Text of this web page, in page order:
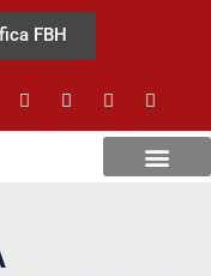
FBH